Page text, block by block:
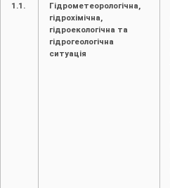
1.1.
Гідрометеорологічна,
гідрохімічна,
гідроекологічна та
гідрогеологічна
ситуація